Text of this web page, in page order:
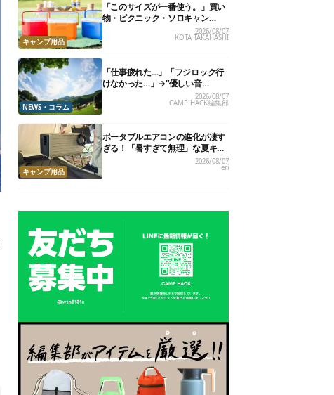
キャンプ用品
「このサイズが一番使う。」買い
物・ピクニック・ソロキャン
に“ちょうどいい”小型クーラーボ
ックス13選
2026/08/07
KOTA TAKAHASHI
NEWS・コラム
「仕事疲れた…」「フジロック行
けなかった…」→“優しい音
楽”と“大きな自然”で治癒。まだ間
に合います。
2026/08/07
CAMP HACK編集部
キャンプ用品
ポータブルエアコンの進化が凄す
ぎる！「暑すぎて無理」な夏キャ
ンプを激変させる最新5選2026/08/07
eri